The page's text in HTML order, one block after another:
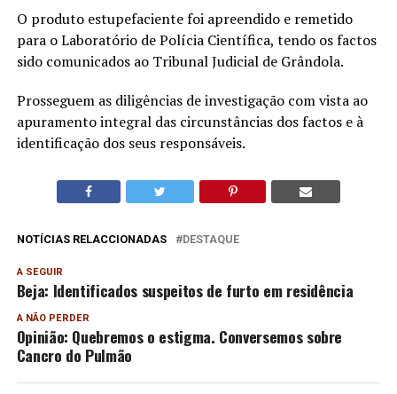
O produto estupefaciente foi apreendido e remetido
para o Laboratório de Polícia Científica, tendo os factos
sido comunicados ao Tribunal Judicial de Grândola.
Prosseguem as diligências de investigação com vista ao
apuramento integral das circunstâncias dos factos e à
identificação dos seus responsáveis.
NOTÍCIAS RELACCIONADAS DESTAQUE
A SEGUIR
Beja: Identificados suspeitos de furto em residência
A NÃO PERDER
Opinião: Quebremos o estigma. Conversemos sobre
Cancro do Pulmão